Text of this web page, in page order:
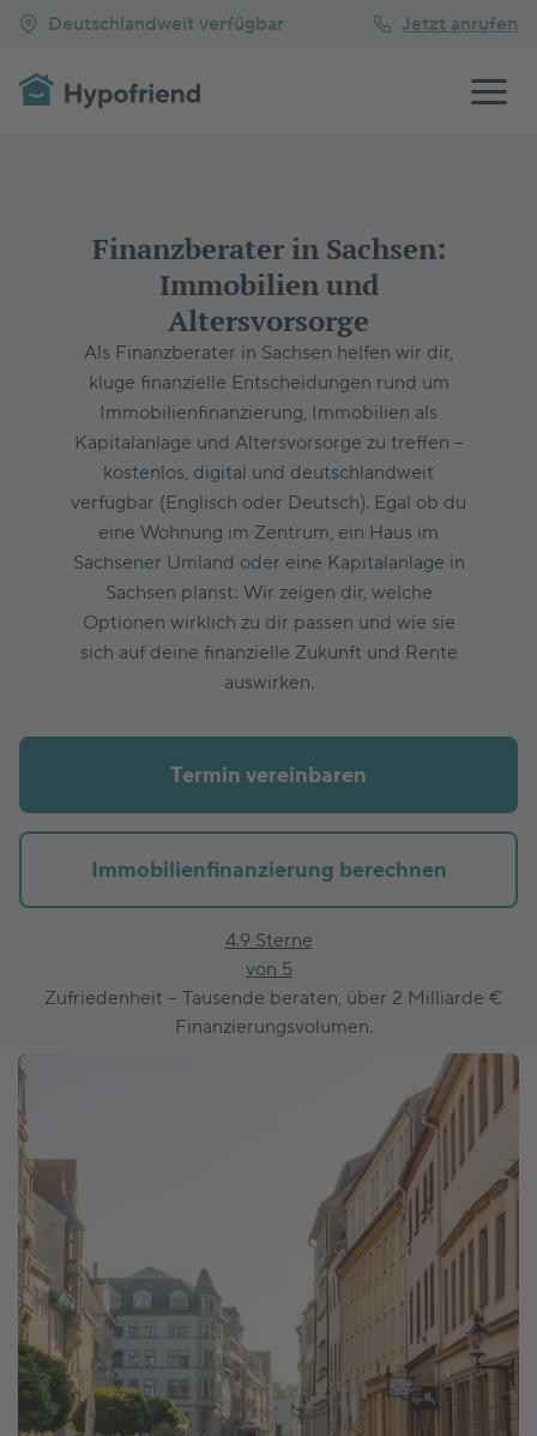
Deutschlandweit verfügbar Jetzt anrufen
Finanzberater in Sachsen:
Immobilien und
Altersvorsorge
Als Finanzberater in Sachsen helfen wir dir,
kluge finanzielle Entscheidungen rund um
Immobilienfinanzierung, Immobilien als
Kapitalanlage und Altersvorsorge zu treffen –
kostenlos, digital und deutschlandweit
verfügbar (Englisch oder Deutsch). Egal ob du
eine Wohnung im Zentrum, ein Haus im
Sachsener Umland oder eine Kapitalanlage in
Sachsen planst: Wir zeigen dir, welche
Optionen wirklich zu dir passen und wie sie
sich auf deine finanzielle Zukunft und Rente
auswirken.
Termin vereinbaren
Immobilienfinanzierung berechnen
4.9 Sterne
von 5
Zufriedenheit – Tausende beraten, über 2 Milliarde €
Finanzierungsvolumen.